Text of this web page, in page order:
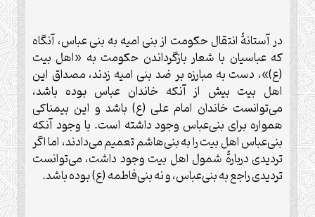
در آستانۀ انتقال حکومت از بنی اميه به بنی عباس، آنگاه
که عباسيان با شعار بازگرداندن حکومت به «اهل بيت
(ع)»، دست به مبارزه بر ضد بنی اميه زدند، مصداق اين
اهل بيت بيش از آنکه خاندان عباس بوده باشد،
می‌توانست خاندان امام علی (ع) باشد و اين بيمناکی
همواره برای بنی‌عباس وجود داشته است. با وجود آنکه
بنی‌عباس اهل بيت را به بنی‌هاشم تعميم می‌دادند، اما اگر
ترديدی در‌بارۀ شمول اهل بيت وجود داشت، می‌توانست
ترديدی راجع به بنی‌عباس، و نه بنی‌فاطمه (ع) بوده باشد.